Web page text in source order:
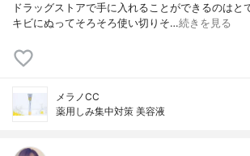
ドラッグストアで手に入れることができるのは
キビにぬってそろそろ使い切りそ…続きを見る
メラノCC
薬用しみ集中対策 美容液